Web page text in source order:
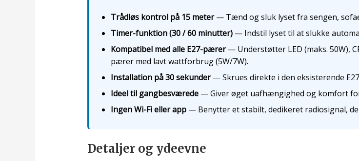
Trådløs kontrol på 15 meter— Tænd og sluk lyset fra sengen,
Timer-funktion (30 / 60 minutter)— Indstil lyset til at slukke
Kompatibel med alle E27-pærer— Understøtter LED (maks. 50W),
pærer med lavt wattforbrug (5W/7W).
Installation på 30 sekunder— Skrues direkte i den eksisterende
Ideel til gangbesværede— Giver øget uafhængighed og komfort
Ingen Wi-Fi eller app— Benytter et stabilt, dedikeret radiosignal,
Detaljer og ydeevne